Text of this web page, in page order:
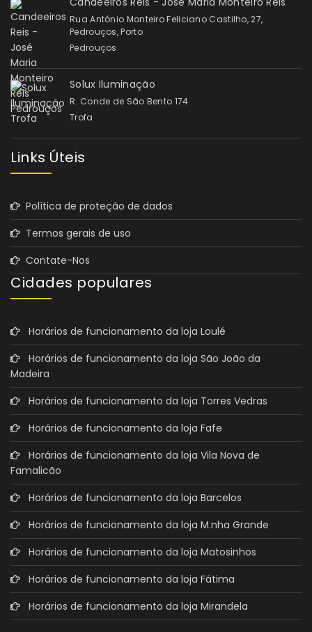
Rua António Monteiro Feliciano Castilho, 27,
Pedrouços, Porto
Pedrouços
Solux Iluminação
R. Conde de São Bento 174
Trofa
Links Úteis
Política de proteção de dados
Termos gerais de uso
Contate-Nos
Cidades populares
Horários de funcionamento da loja Loulé
Horários de funcionamento da loja São João da
Madeira
Horários de funcionamento da loja Torres Vedras
Horários de funcionamento da loja Fafe
Horários de funcionamento da loja Vila Nova de
Famalicão
Horários de funcionamento da loja Barcelos
Horários de funcionamento da loja M.nha Grande
Horários de funcionamento da loja Matosinhos
Horários de funcionamento da loja Fátima
Horários de funcionamento da loja Mirandela